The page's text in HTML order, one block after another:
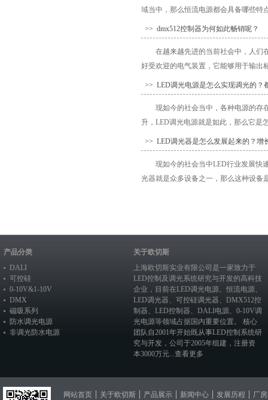
域当中，那么恒流电源都会具备哪些特
>> dmx512控制器为何如此畅销呢？
在越来越先进的当前社会中，人们
好受欢迎的电气装置，它能够用于输出
>> LED调光电源是怎么实现调光的？
现如今的社会当中，各种电源的存
升，LED调光电源就是如此，那么它是
>> LED调光器是怎么发展起来的？增
现如今的社会当中LED行业发展快
光器就是众多设备之一，那么这种设备
产品分类
DALI
可控硅
0-10V&1-10V
DMX
磁吸系列
防水调光电源
非调光防水电源
关于欧切斯
上海欧切斯实业有限公司是一家致力于
LED控制及调光系统研究与开发的高科技
企业，目前在LED调光电源、恒流电源、
LED调光器、 可控硅调光器、 DMX512控
制器、 LED控制器、 DALI电源、 0-10V调
光电源等领域占据国内重要位置。 核心
团队自2001年开始既从事LED控制系统研
究与开发，公司于2005年组建，注册资
本3000万元...查看更多
网站首页 关于欧切斯 产品展示 新闻中心 发展历程 厂